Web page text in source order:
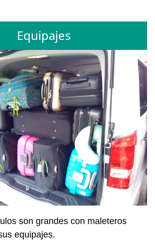
Equipajes
son grandes con maleteros
equipajes.